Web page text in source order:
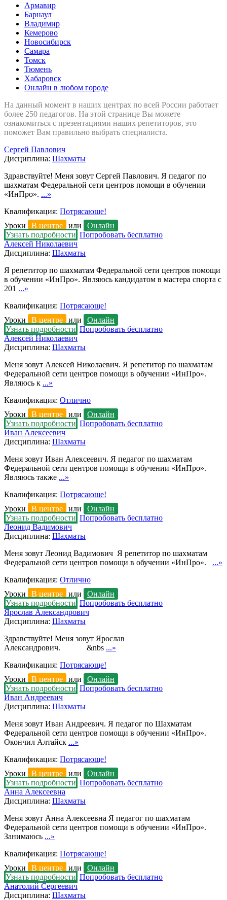
Армавир
Барнаул
Владимир
Кемерово
Новосибирск
Самара
Томск
Тюмень
Хабаровск
Онлайн в любом городе
На данный момент в наших центрах по всей России работает
более 250 педагогов. На этой странице Вы можете
ознакомиться с презентациями наших репетиторов, это
поможет Вам правильно выбрать специалиста.
Сергей Павлович
Дисциплина: Шахматы
Здравствуйте! Меня зовут Сергей Павлович. Я педагог по
шахматам Федеральной сети центров помощи в обучении
«ИнПро». ...»
Квалификация: Потрясающе!
Уроки
В центре или
Онлайн
Узнать подробности Попробовать бесплатно
Алексей Николаевич
Дисциплина: Шахматы
Я репетитор по шахматам Федеральной сети центров помощи
в обучении «ИнПро». Являюсь кандидатом в мастера спорта с
201 ...»
Квалификация: Потрясающе!
Уроки
В центре или
Онлайн
Узнать подробности Попробовать бесплатно
Алексей Николаевич
Дисциплина: Шахматы
Меня зовут Алексей Николаевич. Я репетитор по шахматам
Федеральной сети центров помощи в обучении «ИнПро».
Являюсь к ...»
Квалификация: Отлично
Уроки
В центре или
Онлайн
Узнать подробности Попробовать бесплатно
Иван Алексеевич
Дисциплина: Шахматы
Меня зовут Иван Алексеевич. Я педагог по шахматам
Федеральной сети центров помощи в обучении «ИнПро».
Являюсь также ...»
Квалификация: Потрясающе!
Уроки
В центре или
Онлайн
Узнать подробности Попробовать бесплатно
Леонид Вадимович
Дисциплина: Шахматы
Меня зовут Леонид Вадимович Я репетитор по шахматам
Федеральной сети центров помощи в обучении «ИнПро». ...»
Квалификация: Отлично
Уроки
В центре или
Онлайн
Узнать подробности Попробовать бесплатно
Ярослав Александрович
Дисциплина: Шахматы
Здравствуйте! Меня зовут Ярослав
Александрович. &nbs ...»
Квалификация: Потрясающе!
Уроки
В центре или
Онлайн
Узнать подробности Попробовать бесплатно
Иван Андреевич
Дисциплина: Шахматы
Меня зовут Иван Андреевич. Я педагог по Шахматам
Федеральной сети центров помощи в обучении «ИнПро».
Окончил Алтайск ...»
Квалификация: Потрясающе!
Уроки
В центре или
Онлайн
Узнать подробности Попробовать бесплатно
Анна Алексеевна
Дисциплина: Шахматы
Меня зовут Анна Алексеевна Я педагог по шахматам
Федеральной сети центров помощи в обучении «ИнПро».
Занимаюсь ...»
Квалификация: Потрясающе!
Уроки
В центре или
Онлайн
Узнать подробности Попробовать бесплатно
Анатолий Сергеевич
Дисциплина: Шахматы